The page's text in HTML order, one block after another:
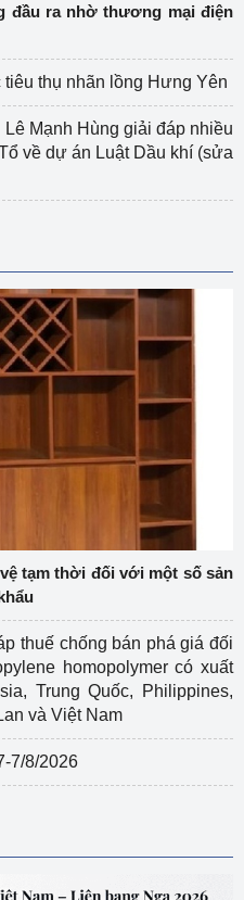
đầu ra nhờ thương mại điện
thụ nhãn lồng Hưng Yên
Mạnh Hùng giải đáp nhiều
về dự án Luật Dầu khí (sửa
tạm thời đối với một số sản
thuế chống bán phá giá đối
homopolymer có xuất
Trung Quốc, Philippines,
và Việt Nam
7/8/2026